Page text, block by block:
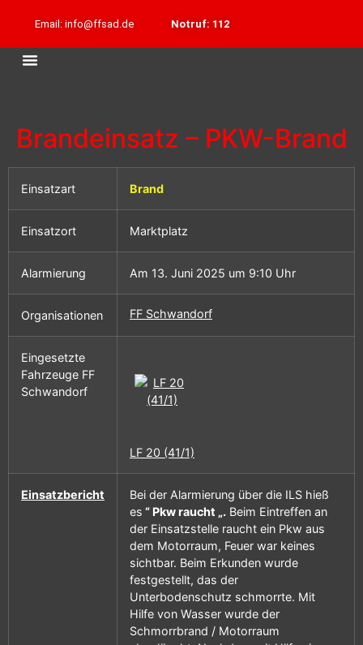
Email: info@ffsad.de Notruf: 112
Brandeinsatz – PKW-Brand
Einsatzart Brand
Einsatzort Marktplatz
Alarmierung Am 13. Juni 2025 um 9:10 Uhr
Organisationen FF Schwandorf
Eingesetzte
Fahrzeuge FF
Schwandorf
LF 20 (41/1)
Einsatzbericht
Bei der Alarmierung über die ILS hieß
es “ Pkw raucht „. Beim Eintreffen an
der Einsatzstelle raucht ein Pkw aus
dem Motorraum, Feuer war keines
sichtbar. Beim Erkunden wurde
festgestellt, das der
Unterbodenschutz schmorrte. Mit
Hilfe von Wasser wurde der
Schmorrbrand / Motorraum